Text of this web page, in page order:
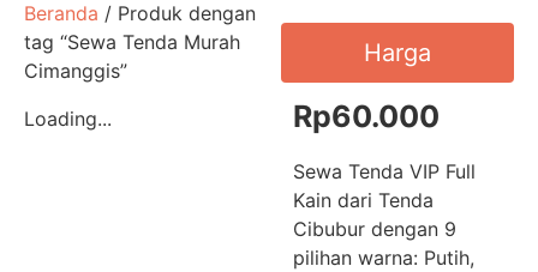
Beranda / Produk dengan
tag “Sewa Tenda Murah
Cimanggis”
Loading...
Harga
Rp60.000
Sewa Tenda VIP Full
Kain dari Tenda
Cibubur dengan 9
pilihan warna: Putih,